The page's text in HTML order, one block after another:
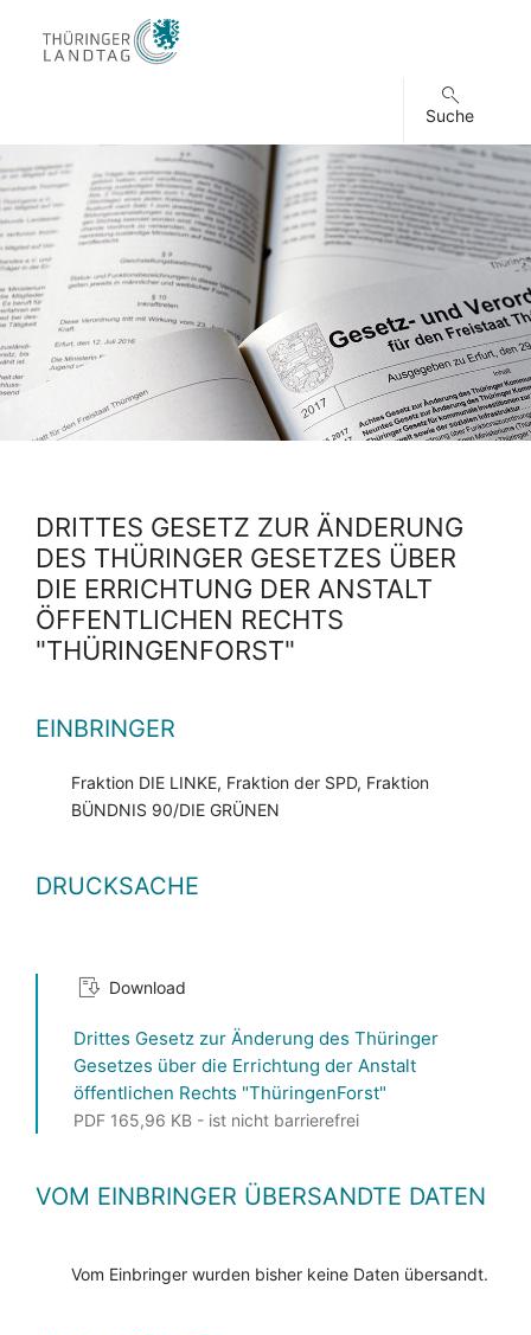
Suche
DRITTES GESETZ ZUR ÄNDERUNG
DES THÜRINGER GESETZES ÜBER
DIE ERRICHTUNG DER ANSTALT
ÖFFENTLICHEN RECHTS
"THÜRINGENFORST"
EINBRINGER
Fraktion DIE LINKE, Fraktion der SPD, Fraktion
BÜNDNIS 90/DIE GRÜNEN
DRUCKSACHE
Download
Drittes Gesetz zur Änderung des Thüringer
Gesetzes über die Errichtung der Anstalt
öffentlichen Rechts "ThüringenForst"
PDF 165,96 KB - ist nicht barrierefrei
VOM EINBRINGER ÜBERSANDTE DATEN
Vom Einbringer wurden bisher keine Daten übersandt.